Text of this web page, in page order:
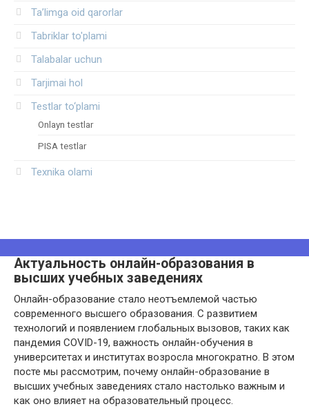
Ta’limga oid qarorlar
Tabriklar to'plami
Talabalar uchun
Tarjimai hol
Testlar to‘plami
Onlayn testlar
PISA testlar
Texnika olami
Актуальность онлайн-образования в
высших учебных заведениях
Онлайн-образование стало неотъемлемой частью
современного высшего образования. С развитием
технологий и появлением глобальных вызовов, таких как
пандемия COVID-19, важность онлайн-обучения в
университетах и институтах возросла многократно. В этом
посте мы рассмотрим, почему онлайн-образование в
высших учебных заведениях стало настолько важным и
как оно влияет на образовательный процесс.